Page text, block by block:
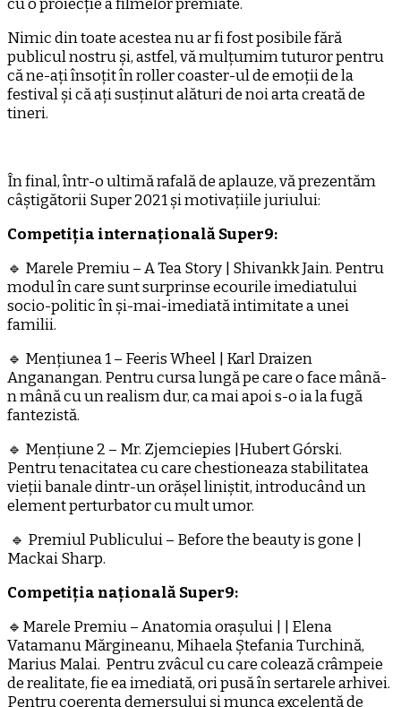
cu o proiecție a filmelor premiate.
Nimic din toate acestea nu ar fi fost posibile fără
publicul nostru și, astfel, vă mulțumim tuturor pentru
că ne-ați însoțit în roller coaster-ul de emoții de la
festival și că ați susținut alături de noi arta creată de
tineri.
În final, într-o ultimă rafală de aplauze, vă prezentăm
câștigătorii Super 2021 și motivațiile juriului:
Competiția internațională Super9:
🔹 Marele Premiu – A Tea Story | Shivankk Jain. Pentru
modul în care sunt surprinse ecourile imediatului
socio-politic în și-mai-imediată intimitate a unei
familii.
🔹 Mențiunea 1 – Feeris Wheel | Karl Draizen
Anganangan. Pentru cursa lungă pe care o face mână-
n mână cu un realism dur, ca mai apoi s-o ia la fugă
fantezistă.
🔹 Mențiune 2 – Mr. Zjemciepies |Hubert Górski.
Pentru tenacitatea cu care chestioneaza stabilitatea
vieții banale dintr-un orășel liniștit, introducând un
element perturbator cu mult umor.
🔹 Premiul Publicului – Before the beauty is gone |
Mackai Sharp.
Competiția națională Super9:
🔹Marele Premiu – Anatomia orașului | | Elena
Vatamanu Mărgineanu, Mihaela Ștefania Turchină,
Marius Malai. Pentru zvâcul cu care colează crâmpeie
de realitate, fie ea imediată, ori pusă în sertarele arhivei.
Pentru coerența demersului și munca excelentă de